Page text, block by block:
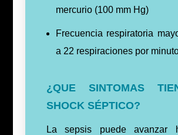
mercurio (100 mm Hg)
Frecuencia respiratoria
a 22 respiraciones por
¿QUE SINTOMAS
SHOCK SÉPTICO?
La sepsis puede avanzar